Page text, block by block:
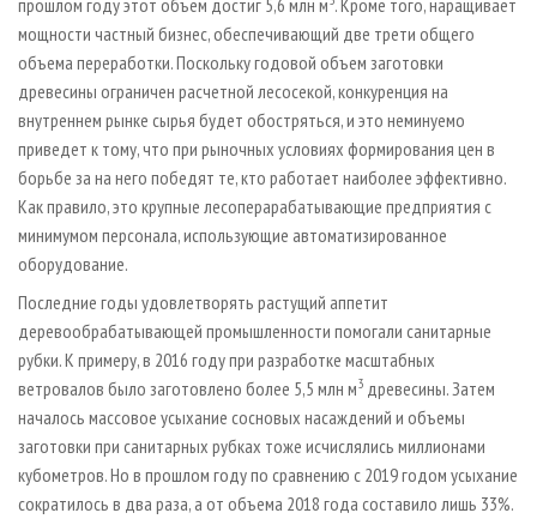
мощности частный бизнес, обеспечивающий две трети общего
объема переработки. Поскольку годовой объем заготовки
древесины ограничен расчетной лесосекой, конкуренция на
внутреннем рынке сырья будет обостряться, и это неминуемо
приведет к тому, что при рыночных условиях формирования цен в
борьбе за на него победят те, кто работает наиболее эффективно.
Как правило, это крупные лесоперарабатывающие предприятия с
минимумом персонала, использующие автоматизированное
оборудование.
Последние годы удовлетворять растущий аппетит
деревообрабатывающей промышленности помогали санитарные
рубки. К примеру, в 2016 году при разработке масштабных
ветровалов было заготовлено более 5,5 млн м3 древесины. Затем
началось массовое усыхание сосновых насаждений и объемы
заготовки при санитарных рубках тоже исчислялись миллионами
кубометров. Но в прошлом году по сравнению с 2019 годом усыхание
сократилось в два раза, а от объема 2018 года составило лишь 33%.